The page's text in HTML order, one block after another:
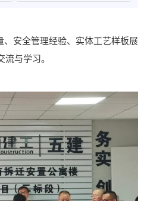
安全管理经验、实体工艺样板展
与学习。